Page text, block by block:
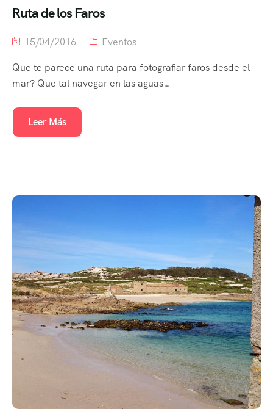
Ruta de los Faros
15/04/2016
Eventos
Que te parece una ruta para fotografiar faros desde el
mar? Que tal navegar en las aguas…
Leer Más